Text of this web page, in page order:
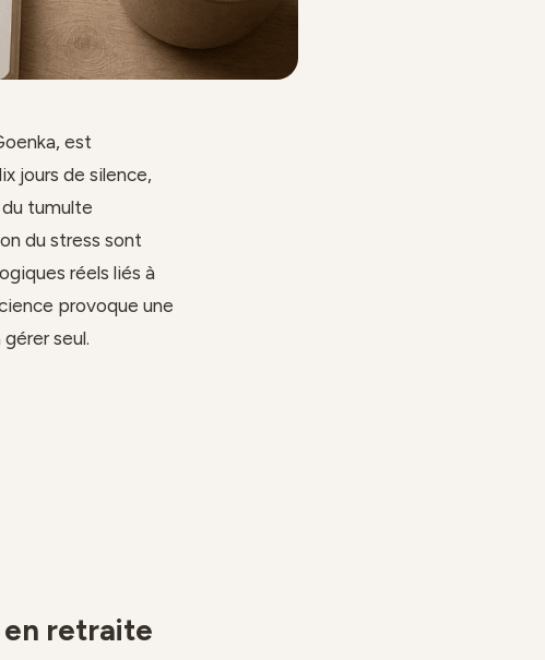
est
jours de silence,
tumulte
du stress sont
réels liés à
provoque une
seul.
en retraite